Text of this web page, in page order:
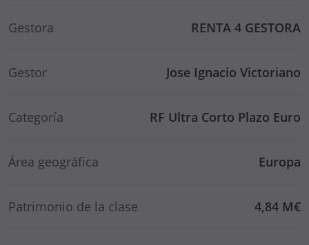
Gestora RENTA 4 GESTORA
Gestor Jose Ignacio Victoriano
Categoría RF Ultra Corto Plazo Euro
Área geográfica Europa
Patrimonio de la clase 4,84 M€